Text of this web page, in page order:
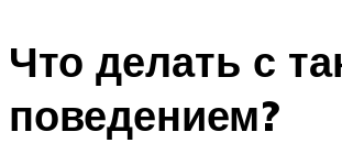
Что делать с
поведением?